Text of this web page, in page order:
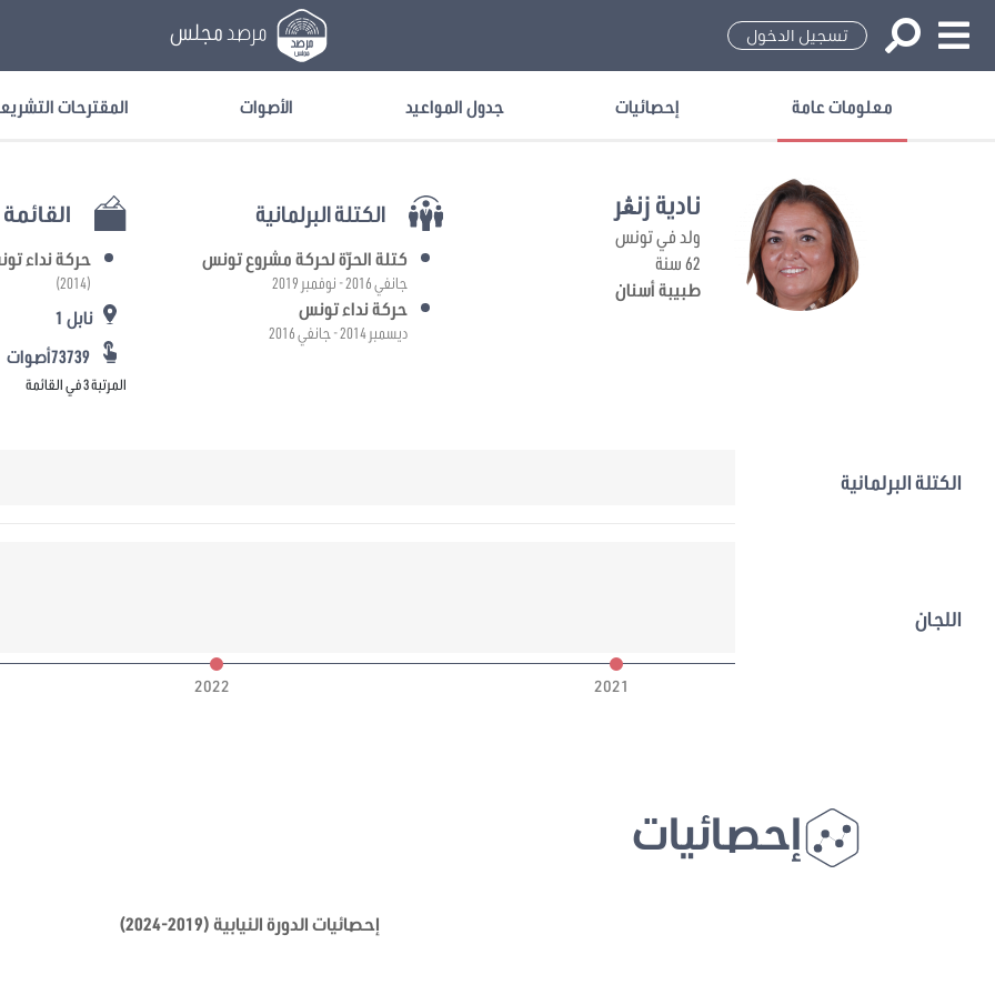
تسجيل الدخول مرصد مجلس
معلومات عامة إحصائيات جدول المواعيد الأصوات المقترحات
نادية زنڨر
ولد في تونس
62 سنة
طبيبة أسنان
الكتلة البرلمانية
كتلة الحرّة لحركة مشروع تونس
جانفي 2016 - نوفمبر 2019
حركة نداء تونس
ديسمبر 2014 - جانفي 2016
القائمة
حركة نداء
(2014)
نابل 1
المرتبة 3 في القائمة
الكتلة البرلمانية
اللجان
2021
2022
إحصائيات
إحصائيات الدورة النيابية (2019-2024)